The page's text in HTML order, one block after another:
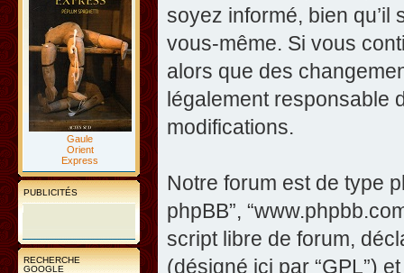
Gaule
Orient
Express
PUBLICITÉS
RECHERCHE
GOOGLE
soyez informé, bien
vous-même. Si vous
alors que des
légalement responsable
modifications.
Notre forum est de type
phpBB”,
script libre de forum,
(désigné ici par “GPL”)